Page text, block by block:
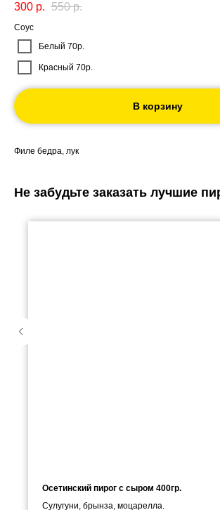
300 р. 550 р.
Соус
Белый 70р.
Красный 70р.
В корзину
Филе бедра, лук
Не забудьте заказать лучшие
Осетинский пирог с сыром 400гр.
Сулугуни, брынза, моцарелла.